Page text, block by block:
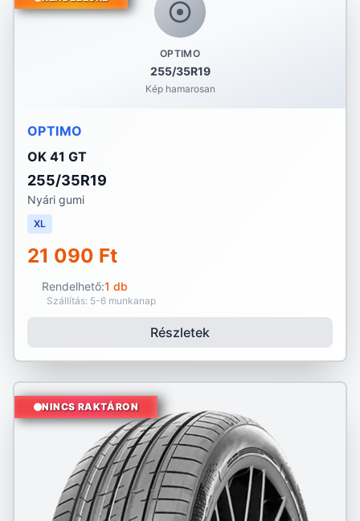
OPTIMO
255/35R19
Kép hamarosan
OPTIMO
OK 41 GT
255/35R19
Nyári gumi
XL
21 090 Ft
Rendelhető:1 db
Szállítás: 5-6 munkanap
Részletek
NINCS RAKTÁRON